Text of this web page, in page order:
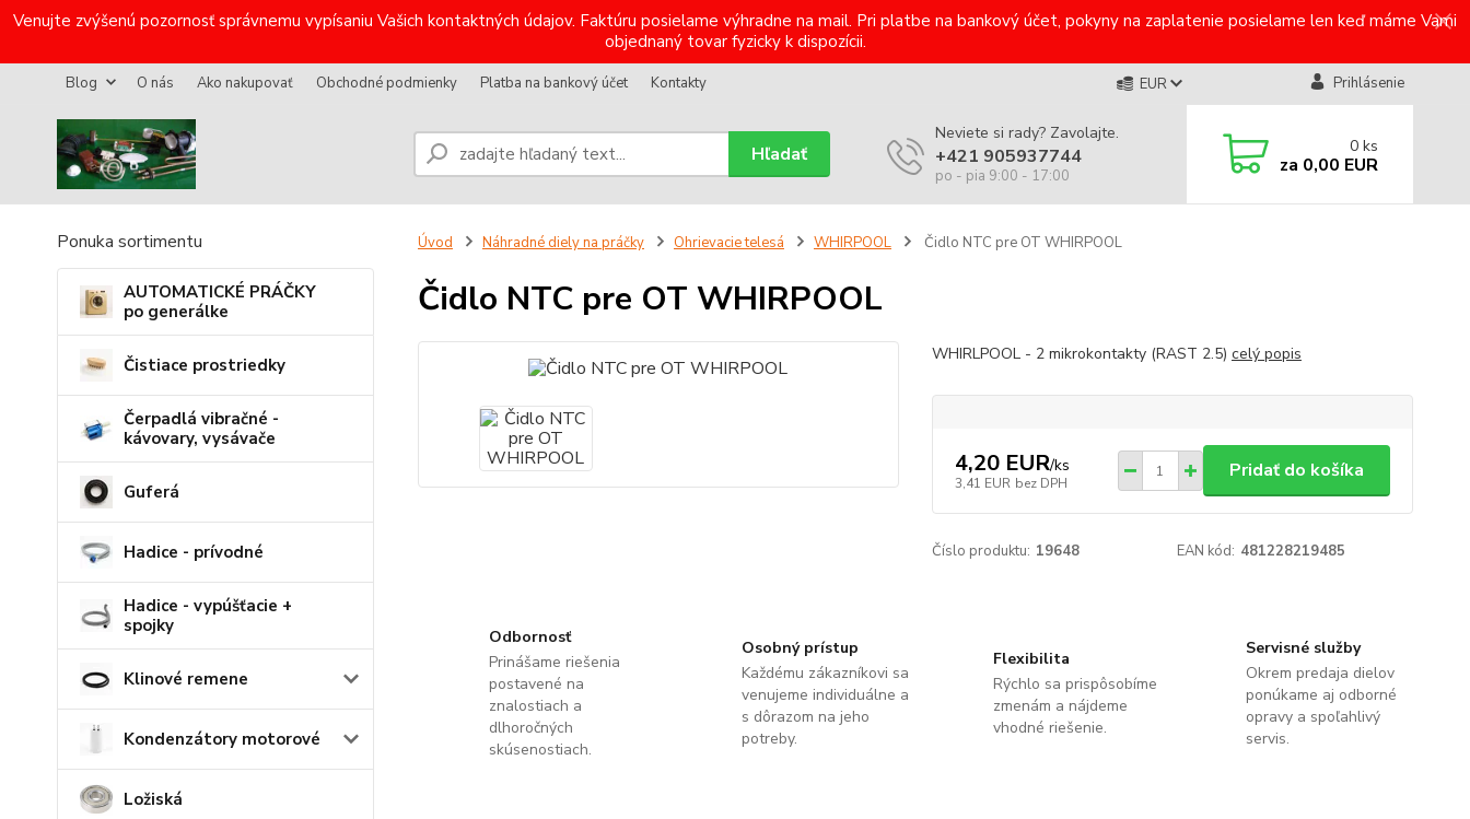
Venujte zvýšenú pozornosť správnemu vypísaniu Vašich kontaktných údajov. Faktúru posielame výhradne na mail. Pri platbe na bankový účet, pokyny na zaplatenie posielame len keď máme Vami
objednaný tovar fyzicky k dispozícii.
Blog O nás Ako nakupovať Obchodné podmienky Platba na bankový účet Kontakty EUR Prihlásenie
Hľadať
Neviete si rady? Zavolajte.
+421 905937744
po - pia 9:00 - 17:00
0 ks
za 0,00 EUR
Ponuka sortimentu
AUTOMATICKÉ PRÁČKY
po generálke
Čistiace prostriedky
Čerpadlá vibračné -
kávovary, vysávače
Guferá
Hadice - prívodné
Hadice - vypúšťacie +
spojky
Klinové remene
Kondenzátory motorové
Ložiská
Úvod Náhradné diely na práčky Ohrievacie telesá WHIRPOOL Čidlo NTC pre OT WHIRPOOL
Čidlo NTC pre OT WHIRPOOL
WHIRLPOOL - 2 mikrokontakty (RAST 2.5) celý popis
4,20 EUR/ks
3,41 EUR bez DPH
Pridať do košíka
Číslo produktu: 19648 EAN kód: 481228219485
Odbornosť
Prinášame riešenia
postavené na
znalostiach a
dlhoročných
skúsenostiach.
Osobný prístup
Každému zákazníkovi sa
venujeme individuálne a
s dôrazom na jeho
potreby.
Flexibilita
Rýchlo sa prispôsobíme
zmenám a nájdeme
vhodné riešenie.
Servisné služby
Okrem predaja dielov
ponúkame aj odborné
opravy a spoľahlivý
servis.